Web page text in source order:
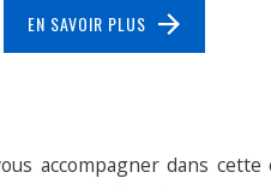
EN SAVOIR PLUS
accompagner dans